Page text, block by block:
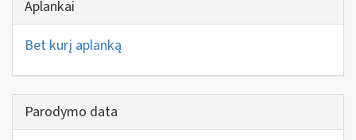
Aplankai
Bet kurį aplanką
Parodymo data